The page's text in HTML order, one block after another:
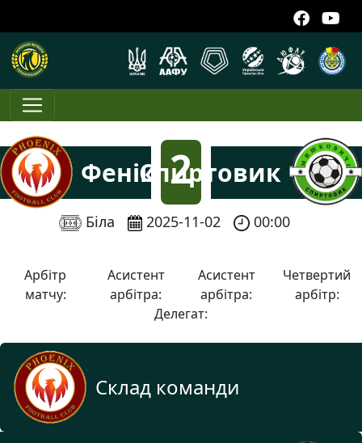
Фенікс2
:
Спиртовик
Біла 2025-11-02 00:00
Арбітр
матчу:
Асистент
арбітра:
Асистент
арбітра:
Четвертий
арбітр:
Делегат:
Склад команди